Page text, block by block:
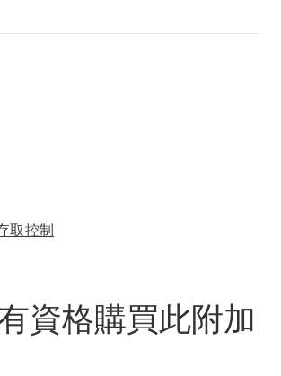
取控制
資格購買此附加